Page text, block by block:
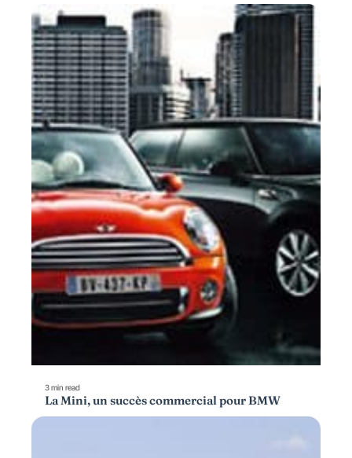
3 min read
La Mini, un succès commercial pour BMW